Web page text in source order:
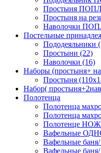
Простыня
Простыня на
Наволочки
Постельные
Пододеяльники
Простыни (22)
Наволочки (16)
Наборы (простыня+
Простыня
Набор(
Полотенца
Полотенца
Полотенца
Полотенце
Вафельные
Вафельные
Вафельные